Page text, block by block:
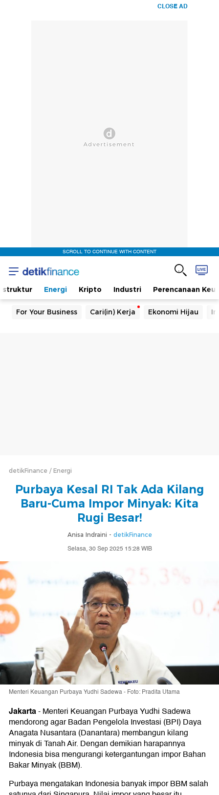
CLOSE AD
SCROLL TO CONTINUE WITH CONTENT
Energi Kripto Industri Perencanaan
For Your Business Cari(in) Kerja Ekonomi Hijau
detikFinance Energi
Purbaya Kesal RI Tak Ada Kilang
Baru-Cuma Impor Minyak: Kita
Rugi Besar!
Anisa Indraini - detikFinance
Selasa, 30 Sep 2025 15:28 WIB
Menteri Keuangan Purbaya Yudhi Sadewa - Foto: Pradita Utama
Jakarta-Menteri Keuangan Purbaya Yudhi Sadewa
mendorong agar Badan Pengelola Investasi (BPI) Daya
Anagata Nusantara (Danantara) membangun kilang
minyak di Tanah Air. Dengan demikian harapannya
Indonesia bisa mengurangi ketergantungan impor Bahan
Bakar Minyak (BBM).
Purbaya mengatakan Indonesia banyak impor BBM salah